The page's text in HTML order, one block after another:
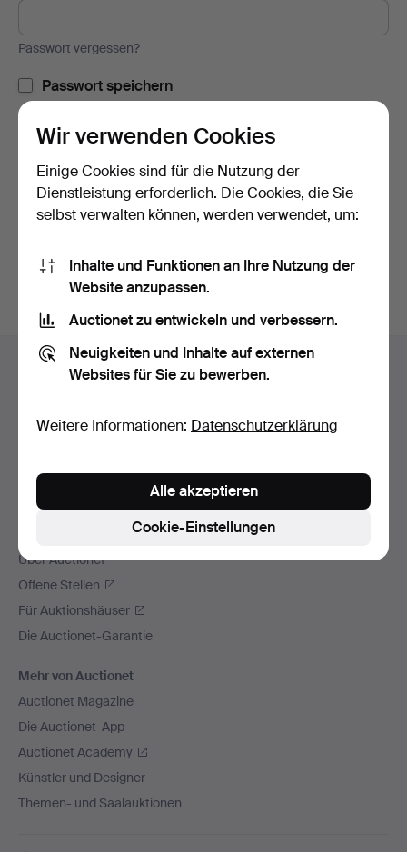
Passwort vergessen?
Passwort speichern
Einloggen
oder hier via Facebook einloggen
Fußzeilen-
Navigation
Hilfe und Kontakt
Alle Auktionshäuser
Über Auctionet
Offene Stellen
Für Auktionshäuser
Die Auctionet-Garantie
Mehr von Auctionet
Auctionet Magazine
Die Auctionet-App
Auctionet Academy
Künstler und Designer
Themen- und Saalauktionen
Wir verwenden Cookies
Einige Cookies sind für die Nutzung der
Dienstleistung erforderlich. Die Cookies, die Sie
selbst verwalten können, werden verwendet, um:
Inhalte und Funktionen an Ihre Nutzung der
Website anzupassen.
Auctionet zu entwickeln und verbessern.
Neuigkeiten und Inhalte auf externen
Websites für Sie zu bewerben.
Weitere Informationen: Datenschutzerklärung
Cookie-Einstellungen
Alle akzeptieren